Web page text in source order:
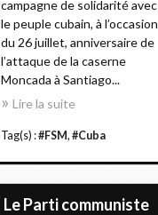
campagne de solidarité avec
le peuple cubain, à l’occasion
du 26 juillet, anniversaire de
l’attaque de la caserne
Moncada à Santiago...
Lire la suite
Tag(s) :#FSM, #Cuba
Le Parti communiste